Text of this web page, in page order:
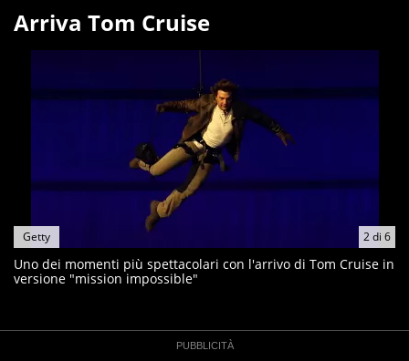
Arriva Tom Cruise
2di 6
Getty
Uno dei momenti più spettacolari con l'arrivo di Tom Cruise in
versione "mission impossible"